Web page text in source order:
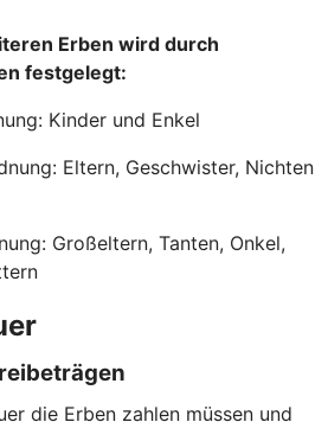
Erben wird durch
festgelegt:
Kinder und Enkel
Eltern, Geschwister, Nichten
Großeltern, Tanten, Onkel,
die Erben zahlen müssen und